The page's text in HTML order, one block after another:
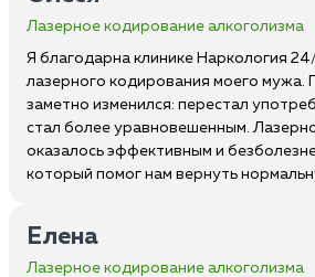
Лазерное кодирование алкоголизма
Я благодарна клинике Наркология
лазерного кодирования моего мужа.
заметно изменился: перестал
стал более уравновешенным.
оказалось эффективным и
который помог нам вернуть
Елена
Лазерное кодирование алкоголизма